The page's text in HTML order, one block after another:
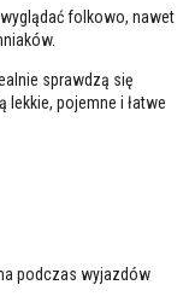
folkowo, nawet
sprawdzą się
lekkie, pojemne i łatwe
podczas wyjazdów